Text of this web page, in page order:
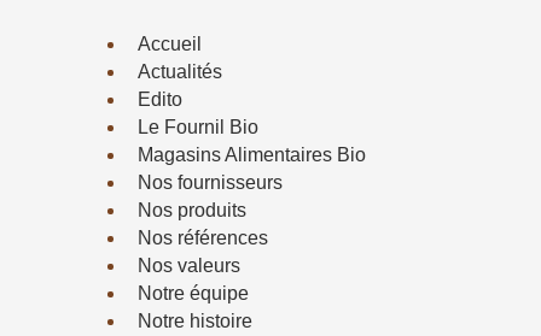
Accueil
Actualités
Edito
Le Fournil Bio
Magasins Alimentaires Bio
Nos fournisseurs
Nos produits
Nos références
Nos valeurs
Notre équipe
Notre histoire